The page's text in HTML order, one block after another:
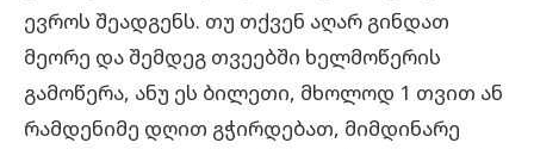
ევროს შეადგენს. თუ თქვენ აღარ გინდათ
მეორე და შემდეგ თვეებში ხელმოწერის
გამოწერა, ანუ ეს ბილეთი, მხოლოდ 1 თვით ან
რამდენიმე დღით გჭირდებათ, მიმდინარე